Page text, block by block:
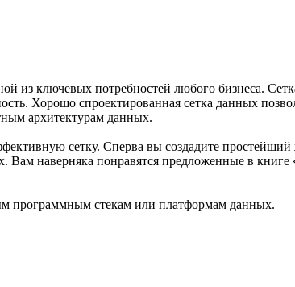
из ключевых потребностей любого бизнеса.
Хорошо спроектированная сетка данных
архитектурам данных.
сетку. Сперва вы создадите
Вам наверняка понравятся предложенные в
программным стекам или платформам данных.